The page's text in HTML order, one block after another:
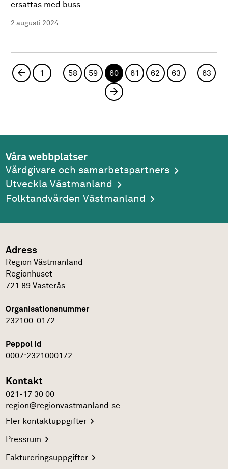
ersättas med buss.
2 augusti 2024
Föregående sida
1 ... 58 59 60 61 62 63 ... 63
Nästa sida
Våra webbplatser
Vårdgivare och samarbetspartners
Utveckla Västmanland
Folktandvården Västmanland
Adress
Region Västmanland
Regionhuset
721 89 Västerås
Organisationsnummer
232100-0172
Peppol id
0007:2321000172
Kontakt
021-17 30 00
region@regionvastmanland.se
Flerkontaktuppgifter
Pressrum
Faktureringsuppgifter